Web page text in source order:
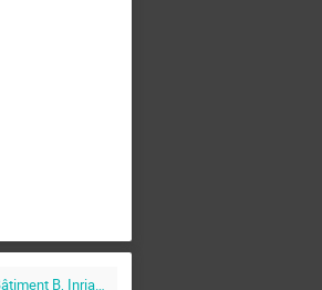
Inria Lille - Nord Europe